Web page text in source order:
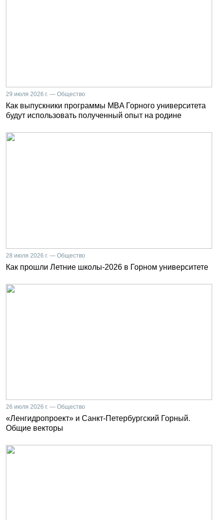
29 июля 2026 г. — Общество
Как выпускники программы MBA Горного университета
будут использовать полученный опыт на родине
28 июля 2026 г. — Общество
Как прошли Летние школы-2026 в Горном университете
26 июля 2026 г. — Общество
«Ленгидропроект» и Санкт-Петербургский Горный.
Общие векторы